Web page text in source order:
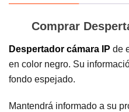
Comprar
Despertador cámara IP de
en color negro. Su
fondo espejado.
Mantendrá informado a su